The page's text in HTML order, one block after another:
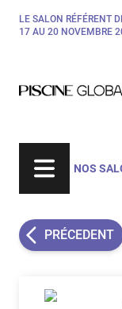
Paragraphes
LE SALON RÉFÉRENT
17 AU 20 NOVEMBRE
Paragraphes
NOS
Expobiogaz
Paysalia
PRÉCEDENT